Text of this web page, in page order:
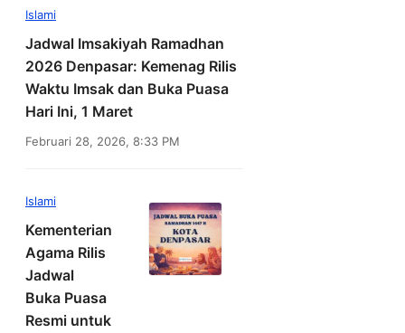
Islami
Jadwal Imsakiyah Ramadhan
2026 Denpasar: Kemenag Rilis
Waktu Imsak dan Buka Puasa
Hari Ini, 1 Maret
Februari 28, 2026, 8:33 PM
Islami
Kementerian
Agama Rilis
Jadwal
Buka Puasa
Resmi untuk